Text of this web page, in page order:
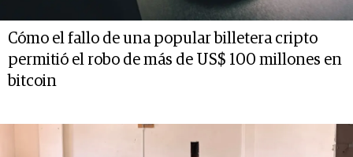
Cómo el fallo de una popular billetera cripto
permitió el robo de más de US$ 100 millones en
bitcoin